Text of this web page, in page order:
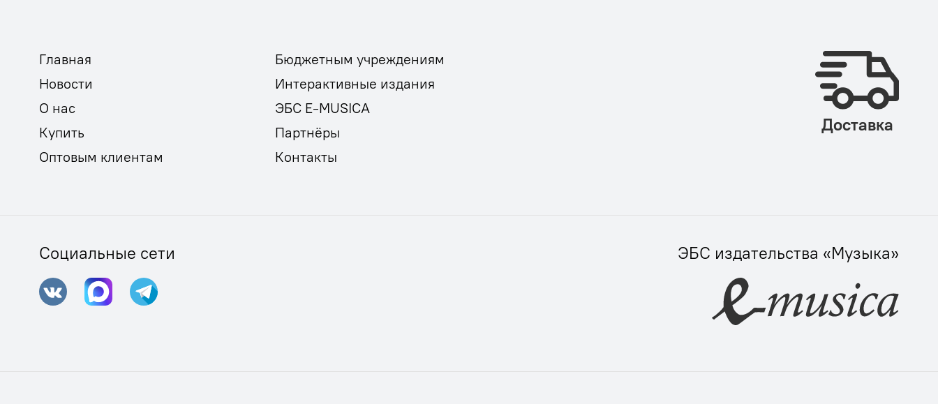
Главная
Новости
О нас
Купить
Оптовым клиентам
Бюджетным учреждениям
Интерактивные издания
ЭБС E-MUSICA
Партнёры
Контакты
Доставка
Социальные сети ЭБС издательства «Музыка»